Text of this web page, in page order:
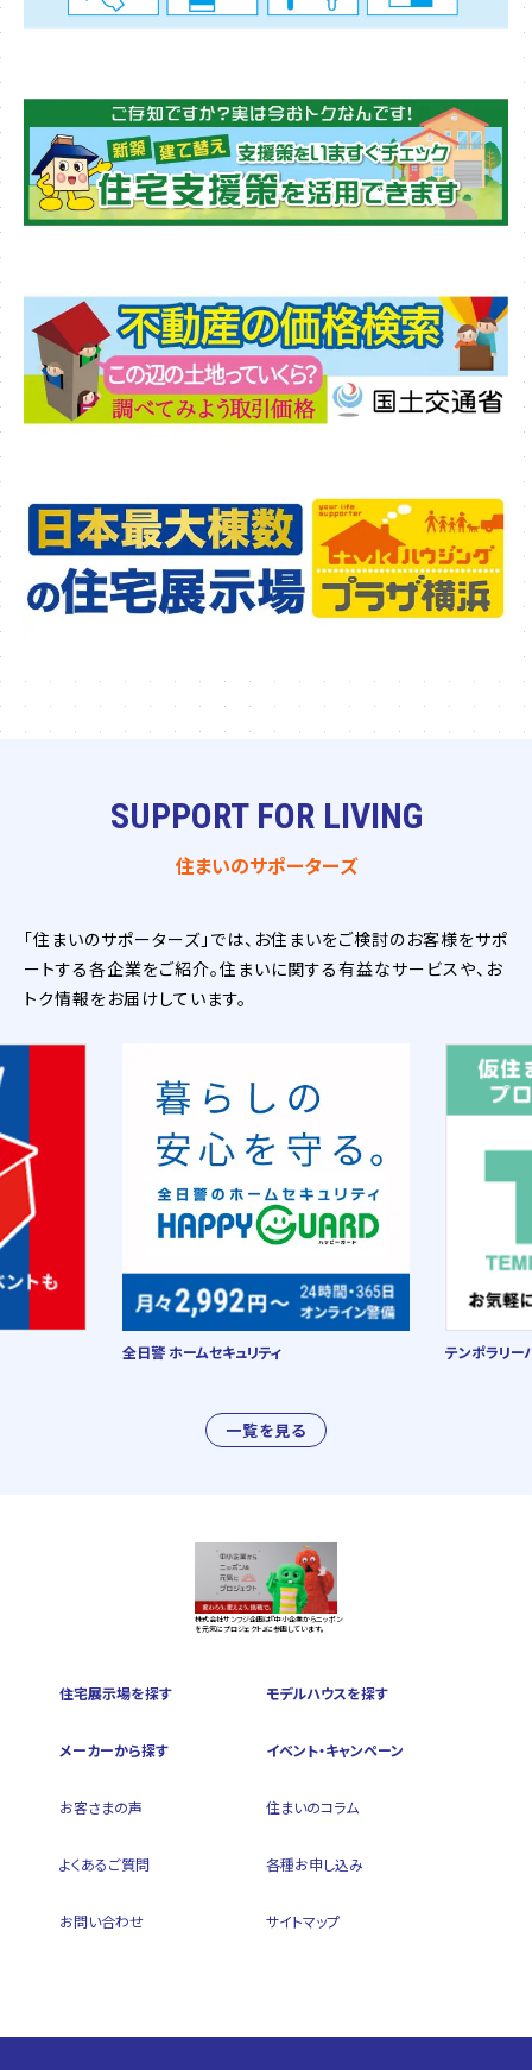
SUPPORT FOR LIVING
住まいのサポーターズ
「住まいのサポーターズ」では、お住まいをご検討のお客様をサポ
ートする各企業をご紹介。住まいに関する有益なサービスや、お
トク情報をお届けしています。
一覧を見る
全日警 ホームセキュリティ テンポラリー
株式会社サンフジ企画は『中小企業からニッポン
を元気にプロジェクト』に参画しています。
住宅展示場を探す モデルハウスを探す
メーカーから探す イベント・キャンペーン
お客さまの声 住まいのコラム
よくあるご質問 各種お申し込み
お問い合わせ サイトマップ